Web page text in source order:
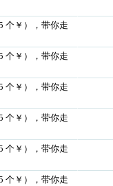
个￥），带你走
个￥），带你走
个￥），带你走
个￥），带你走
个￥），带你走
个￥），带你走